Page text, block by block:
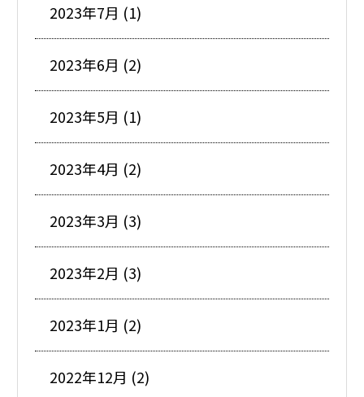
2023年7月 (1)
2023年6月 (2)
2023年5月 (1)
2023年4月 (2)
2023年3月 (3)
2023年2月 (3)
2023年1月 (2)
2022年12月 (2)